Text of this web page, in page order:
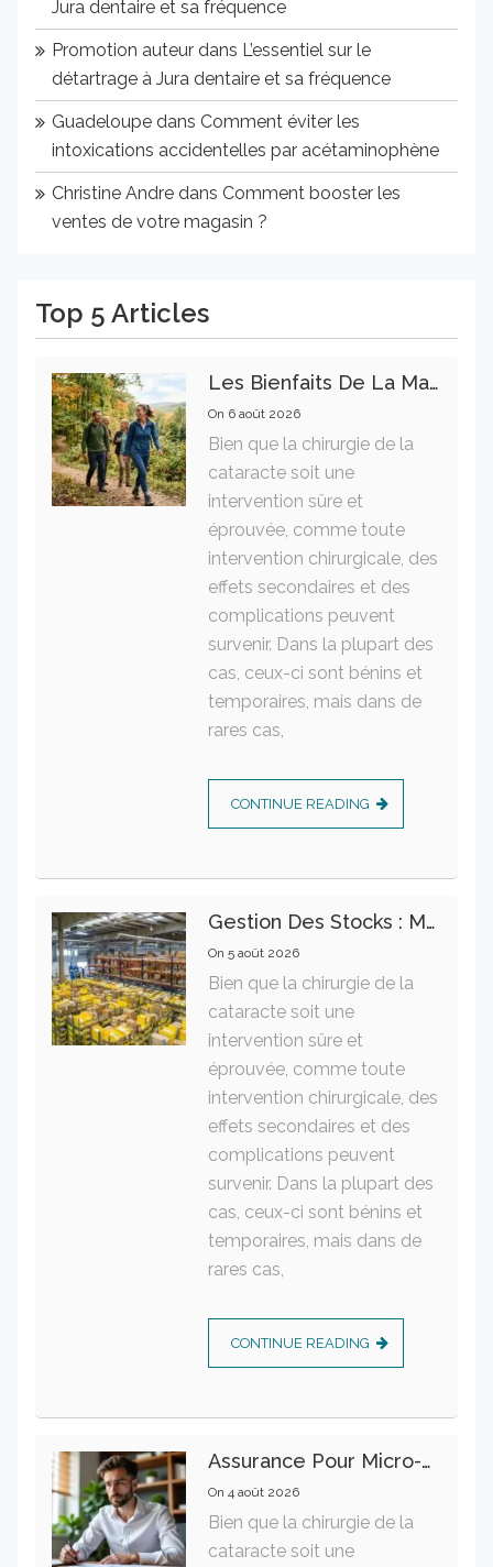
Jura dentaire et sa fréquence
Promotion auteur dans L’essentiel sur le
détartrage à Jura dentaire et sa fréquence
Guadeloupe dans Comment éviter les
intoxications accidentelles par acétaminophène
Christine Andre dans Comment booster les
ventes de votre magasin ?
Top 5 Articles
Les Bienfaits De La Marche Sur La Santé Physique Et Mentale
On 6 août 2026
Bien que la chirurgie de la
cataracte soit une
intervention sûre et
éprouvée, comme toute
intervention chirurgicale, des
effets secondaires et des
complications peuvent
survenir. Dans la plupart des
cas, ceux-ci sont bénins et
temporaires, mais dans de
rares cas,
CONTINUE READING
Gestion Des Stocks : Meilleures Pratiques Intralogistiques
On 5 août 2026
Bien que la chirurgie de la
cataracte soit une
intervention sûre et
éprouvée, comme toute
intervention chirurgicale, des
effets secondaires et des
complications peuvent
survenir. Dans la plupart des
cas, ceux-ci sont bénins et
temporaires, mais dans de
rares cas,
CONTINUE READING
Assurance Pour Micro-Entrepreneur : Les Garanties Essentielles À Connaître
On 4 août 2026
Bien que la chirurgie de la
cataracte soit une